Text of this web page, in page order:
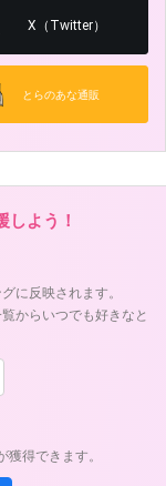
X（Twitter）
とらのあな通販
しよう！
に反映されます。
からいつでも好きなと
得できます。